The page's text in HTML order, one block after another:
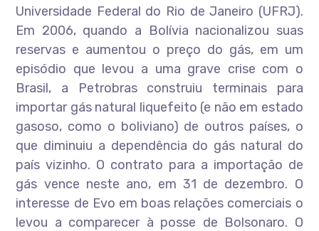
Universidade Federal do Rio de Janeiro (UFRJ).
Em 2006, quando a Bolívia nacionalizou suas
reservas e aumentou o preço do gás, em um
episódio que levou a uma grave crise com o
Brasil, a Petrobras construiu terminais para
importar gás natural liquefeito (e não em estado
gasoso, como o boliviano) de outros países, o
que diminuiu a dependência do gás natural do
país vizinho. O contrato para a importação de
gás vence neste ano, em 31 de dezembro. O
interesse de Evo em boas relações comerciais o
levou a comparecer à posse de Bolsonaro. O